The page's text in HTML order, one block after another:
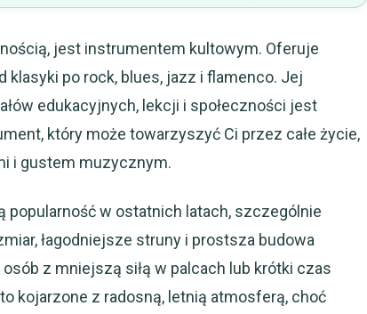
jest instrumentem kultowym. Oferuje
po rock, blues, jazz i flamenco. Jej
edukacyjnych, lekcji i społeczności jest
który może towarzyszyć Ci przez całe życie,
i gustem muzycznym.
popularność w ostatnich latach, szczególnie
łagodniejsze struny i prostsza budowa
z mniejszą siłą w palcach lub krótki czas
kojarzone z radosną, letnią atmosferą, choć